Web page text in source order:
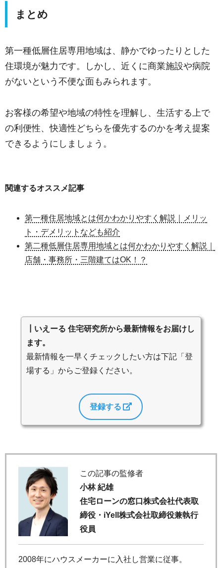
まとめ
第一種低層住居専用地域は、静かでゆったりとした
住環境が魅力です。しかし、近くに商業施設や病院
がないという不便な面もみられます。
お客様の希望や地域の特性を理解し、生活する上で
の利便性、快適性どちらを優先するのかを考え提案
できるようにしましょう。
関連するオススメ記事
第一種住居地域とは何かわかりやすく解説｜メリッ
ト・デメリットなども紹介
第二種低層住居専用地域とは何かわかりやすく解説｜
店舗・事務所・三階建てはOK！？
┃いえーる 住宅研究所から最新情報をお届けし
ます。
最新情報を一早くチェックしたい方は下記「登
場する」からご登録ください。
登録する
この記事の監修者
小林 紀雄
住宅ローンの窓口株式会社代表取
締役・iYell株式会社取締役兼執行
役員
2008年にハウスメーカーに入社し営業に従事。